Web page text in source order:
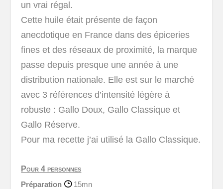
un vrai régal.
Cette huile était présente de façon
anecdotique en France dans des épiceries
fines et des réseaux de proximité, la marque
passe depuis presque une année à une
distribution nationale. Elle est sur le marché
avec 3 références d’intensité légère à
robuste : Gallo Doux, Gallo Classique et
Gallo Réserve.
Pour ma recette j’ai utilisé la Gallo Classique.
Pour 4 personnes
Préparation
15mn